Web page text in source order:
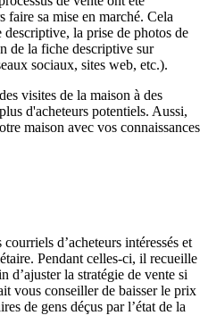
faire sa mise en marché. Cela
la prise de photos de
de la fiche descriptive sur
sociaux, sites web, etc.).
visites de la maison à des
d'acheteurs potentiels. Aussi,
maison avec vos connaissances
d’acheteurs intéressés et
Pendant celles-ci, il recueille
d’ajuster la stratégie de vente si
vous conseiller de baisser le prix
de gens déçus par l’état de la